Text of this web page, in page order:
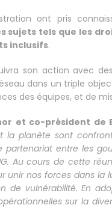
ont pris
sujets tels que les
inclusifs.
son action avec
dans un triple
des équipes, et de
et co-président de
la planète sont
partenariat entre les
Au cours de cette
unir nos forces dans
de vulnérabilité. En
sur la